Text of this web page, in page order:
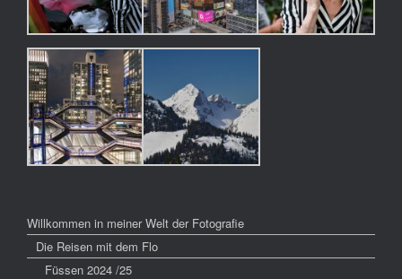
Willkommen in meiner Welt der Fotografie
Die Reisen mit dem Flo
Füssen 2024 /25